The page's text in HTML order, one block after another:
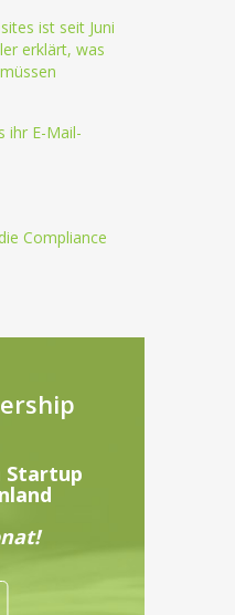
ist seit Juni
erklärt, was
ihr E-Mail-
Compliance
Startup